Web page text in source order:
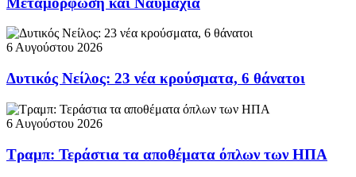
6 Αυγούστου 2026
Δυτικός Νείλος: 23 νέα κρούσματα, 6 θάνατοι
6 Αυγούστου 2026
Τραμπ: Τεράστια τα αποθέματα όπλων των ΗΠΑ